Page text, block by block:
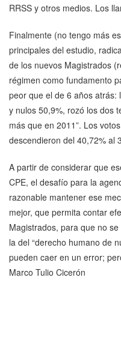
RRSS y otros medios. Los
Finalmente (no tengo más
principales del estudio,
de los nuevos Magistrados
régimen como fundamento
peor que el de 6 años atrás:
y nulos 50,9%, rozó los dos
más que en 2011”. Los
descendieron del 40,72% al
A partir de considerar que
CPE, el desafío para la
razonable mantener ese
mejor, que permita contar
Magistrados, para que no
la del “derecho humano de
pueden caer en un error;
Marco Tulio Cicerón